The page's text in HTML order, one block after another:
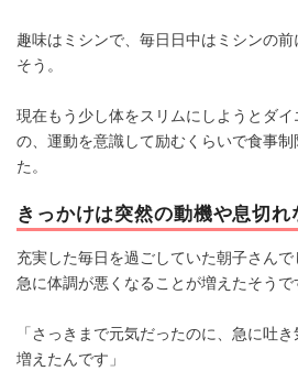
趣味はミシンで、毎日日中はミシンの
そう。
現在もう少し体をスリムにしようとダ
の、運動を意識して励むくらいで食事
た。
きっかけは突然の動機や息切れ
充実した毎日を過ごしていた朝子さん
急に体調が悪くなることが増えたそうで
「さっきまで元気だったのに、急に吐
増えたんです」